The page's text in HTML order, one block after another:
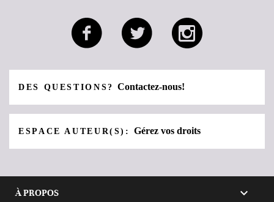
DES QUESTIONS?Contactez-nous!
ESPACE AUTEUR(S):Gérez vos droits
À PROPOS 